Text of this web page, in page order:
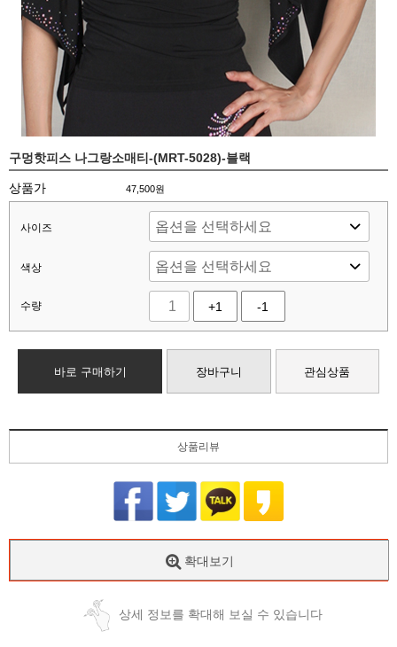
구멍핫피스 나그랑소매티-(MRT-5028)-블랙
상품가 47,500원
사이즈
색상
수량 +1 -1
바로 구매하기 장바구니 관심상품
상품리뷰
확대보기
상세 정보를 확대해 보실 수 있습니다